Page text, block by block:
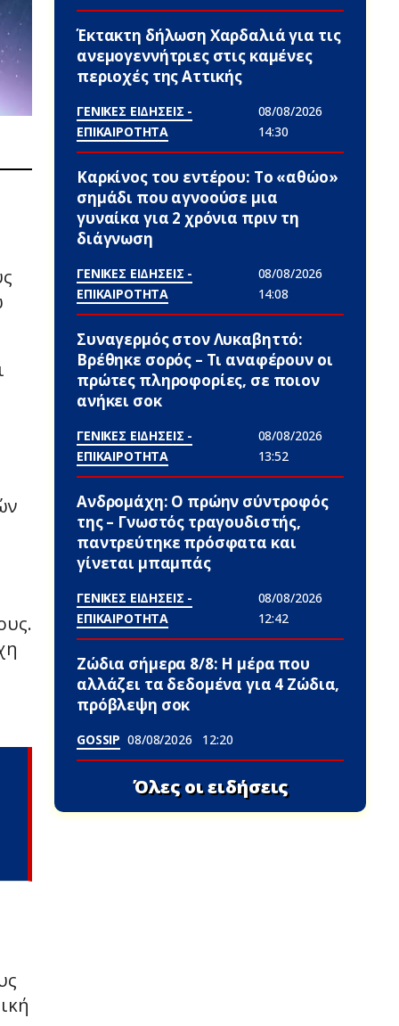
Έκτακτη δήλωση Χαρδαλιά για τις
ανεμογεννήτριες στις καμένες
περιοχές της Αττικής
ΓΕΝΙΚΕΣ ΕΙΔΗΣΕΙΣ -
ΕΠΙΚΑΙΡΟΤΗΤΑ
08/08/2026
14:30
Καρκίνος του εντέρου: Το «αθώο»
σημάδι που αγνοούσε μια
γυναίκα για 2 χρόνια πριν τη
διάγνωση
ΓΕΝΙΚΕΣ ΕΙΔΗΣΕΙΣ -
ΕΠΙΚΑΙΡΟΤΗΤΑ
08/08/2026
14:08
Συναγερμός στον Λυκαβηττό:
Βρέθηκε σορός – Τι αναφέρουν οι
πρώτες πληροφορίες, σε ποιον
ανήκει σoκ
ΓΕΝΙΚΕΣ ΕΙΔΗΣΕΙΣ -
ΕΠΙΚΑΙΡΟΤΗΤΑ
08/08/2026
13:52
Ανδρομάχη: Ο πρώην σύντροφός
της – Γνωστός τραγουδιστής,
παντρεύτηκε πρόσφατα και
γίνεται μπαμπάς
ΓΕΝΙΚΕΣ ΕΙΔΗΣΕΙΣ -
ΕΠΙΚΑΙΡΟΤΗΤΑ
08/08/2026
12:42
Ζώδια σήμερα 8/8: Η μέρα που
αλλάζει τα δεδομένα για 4 Zώδια,
πρόβλεψη σoκ
GOSSIP 08/08/2026 12:20
Όλες οι ειδήσεις